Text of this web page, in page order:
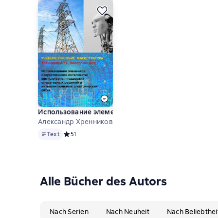
Использование элементов искусственного
Александр Хренников u.a.
TextText Средний рейтинг 5 на основе 1 оценок
51
Alle Bücher des Autors
Nach Serien Nach Neuheit Nach